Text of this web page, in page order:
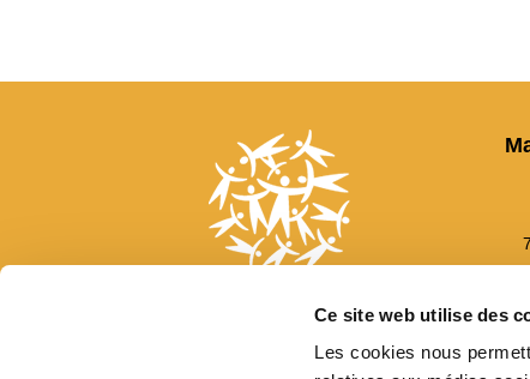
Ce site web utilise des
Les cookies nous